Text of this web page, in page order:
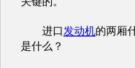
进口发动机的两厢
是什么？